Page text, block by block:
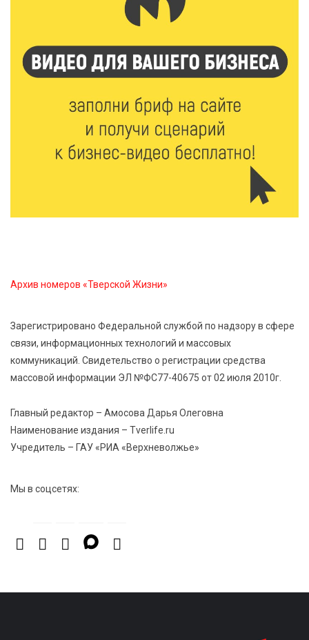
опасности домашних заготовок
7 Авг 2026 15:32 164
Золотой век “Горьковки”: как А. М. Кузнецова
изменила библиотечную жизнь Верхневолжья
«Россети Центр» отремонтировали почти 270
трансформаторных подстанций и более 146 км ЛЭП
От звёздочек к чемпионам: в Твери отметили
заслуги тренеров и атлетов
7 Авг 2026 14:46 177
абитуриентов в 2026 году
7 Авг 2026 14:31 186
Архив номеров «Тверской Жизни»
Зарегистрировано Федеральной службой по надзору в сфере
связи, информационных технологий и массовых
коммуникаций. Свидетельство о регистрации средства
массовой информации ЭЛ №ФС77-40675 от 02 июля 2010г.
Главный редактор – Амосова Дарья Олеговна
Наименование издания – Tverlife.ru
Учредитель – ГАУ «РИА «Верхневолжье»
Мы в соцсетях: